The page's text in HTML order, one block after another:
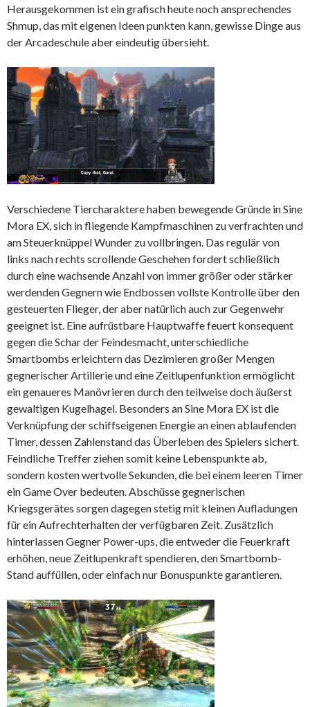
Herausgekommen ist ein grafisch heute noch ansprechendes
Shmup, das mit eigenen Ideen punkten kann, gewisse Dinge aus
der Arcadeschule aber eindeutig übersieht.
Verschiedene Tiercharaktere haben bewegende Gründe in Sine
Mora EX, sich in fliegende Kampfmaschinen zu verfrachten und
am Steuerknüppel Wunder zu vollbringen. Das regulär von
links nach rechts scrollende Geschehen fordert schließlich
durch eine wachsende Anzahl von immer größer oder stärker
werdenden Gegnern wie Endbossen vollste Kontrolle über den
gesteuerten Flieger, der aber natürlich auch zur Gegenwehr
geeignet ist. Eine aufrüstbare Hauptwaffe feuert konsequent
gegen die Schar der Feindesmacht, unterschiedliche
Smartbombs erleichtern das Dezimieren großer Mengen
gegnerischer Artillerie und eine Zeitlupenfunktion ermöglicht
ein genaueres Manövrieren durch den teilweise doch äußerst
gewaltigen Kugelhagel. Besonders an Sine Mora EX ist die
Verknüpfung der schiffseigenen Energie an einen ablaufenden
Timer, dessen Zahlenstand das Überleben des Spielers sichert.
Feindliche Treffer ziehen somit keine Lebenspunkte ab,
sondern kosten wertvolle Sekunden, die bei einem leeren Timer
ein Game Over bedeuten. Abschüsse gegnerischen
Kriegsgerätes sorgen dagegen stetig mit kleinen Aufladungen
für ein Aufrechterhalten der verfügbaren Zeit. Zusätzlich
hinterlassen Gegner Power-ups, die entweder die Feuerkraft
erhöhen, neue Zeitlupenkraft spendieren, den Smartbomb-
Stand auffüllen, oder einfach nur Bonuspunkte garantieren.